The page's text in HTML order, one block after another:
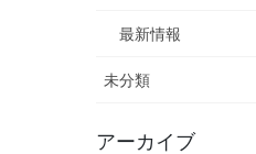
最新情報
未分類
アーカイブ